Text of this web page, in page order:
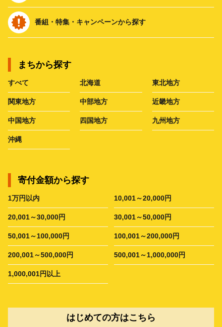
番組・特集・キャンペーンから探す
まちから探す
すべて 北海道 東北地方
関東地方 中部地方 近畿地方
中国地方 四国地方 九州地方
沖縄
寄付金額から探す
1万円以内 10,001～20,000円
20,001～30,000円 30,001～50,000円
50,001～100,000円 100,001～200,000円
200,001～500,000円 500,001～1,000,000円
1,000,001円以上
はじめての方はこちら